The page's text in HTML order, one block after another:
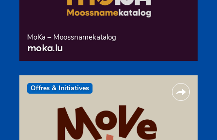
MoKa – Moossnamekatalog
moka.lu
Offres & Initiatives